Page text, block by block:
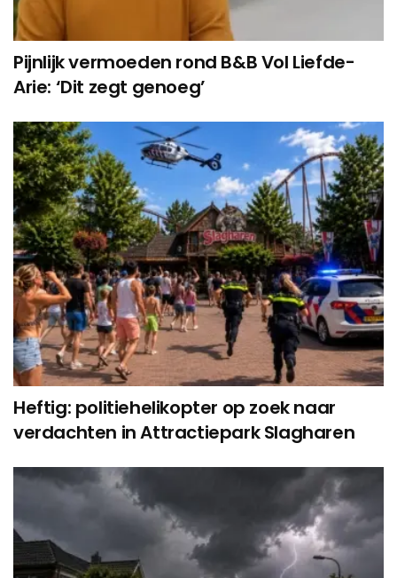
Pijnlijk vermoeden rond B&B Vol Liefde-
Arie: ‘Dit zegt genoeg’
Heftig: politiehelikopter op zoek naar
verdachten in Attractiepark Slagharen